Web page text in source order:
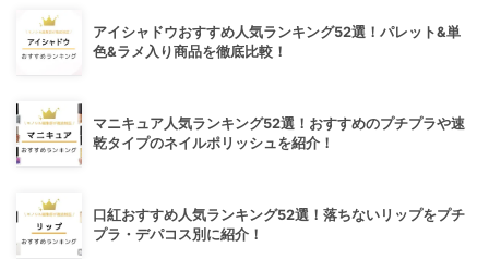
アイシャドウおすすめ人気ランキング52選！パレット&単
色&ラメ入り商品を徹底比較！
マニキュア人気ランキング52選！おすすめのプチプラや速
乾タイプのネイルポリッシュを紹介！
口紅おすすめ人気ランキング52選！落ちないリップをプチ
プラ・デパコス別に紹介！